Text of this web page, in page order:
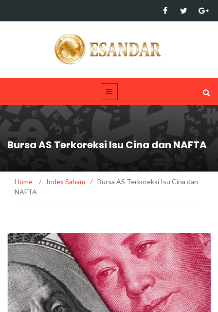
Bursa AS Terkoreksi Isu Cina dan NAFTA
Home / Index Saham / Bursa AS Terkoreksi Isu Cina dan
NAFTA